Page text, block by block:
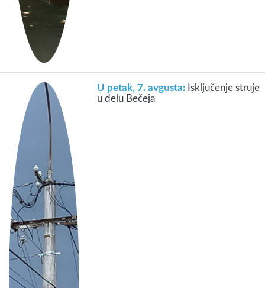
U petak, 7. avgusta: Isključenje struje
u delu Bečeja